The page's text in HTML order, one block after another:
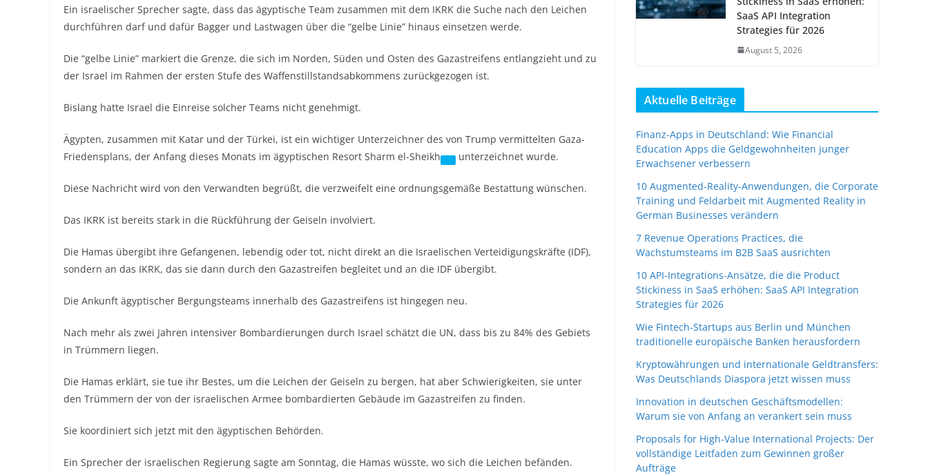
Ein israelischer Sprecher sagte, dass das ägyptische Team zusammen mit dem IKRK die Suche nach den Leichen
durchführen darf und dafür Bagger und Lastwagen über die “gelbe Linie” hinaus einsetzen werde.
Die “gelbe Linie” markiert die Grenze, die sich im Norden, Süden und Osten des Gazastreifens entlangzieht und zu
der Israel im Rahmen der ersten Stufe des Waffenstillstandsabkommens zurückgezogen ist.
Bislang hatte Israel die Einreise solcher Teams nicht genehmigt.
Ägypten, zusammen mit Katar und der Türkei, ist ein wichtiger Unterzeichner des von Trump vermittelten Gaza-
Friedensplans, der Anfang dieses Monats im ägyptischen Resort Sharm el-Sheikh unterzeichnet wurde.
Diese Nachricht wird von den Verwandten begrüßt, die verzweifelt eine ordnungsgemäße Bestattung wünschen.
Das IKRK ist bereits stark in die Rückführung der Geiseln involviert.
Die Hamas übergibt ihre Gefangenen, lebendig oder tot, nicht direkt an die Israelischen Verteidigungskräfte (IDF),
sondern an das IKRK, das sie dann durch den Gazastreifen begleitet und an die IDF übergibt.
Die Ankunft ägyptischer Bergungsteams innerhalb des Gazastreifens ist hingegen neu.
Nach mehr als zwei Jahren intensiver Bombardierungen durch Israel schätzt die UN, dass bis zu 84% des Gebiets
in Trümmern liegen.
Die Hamas erklärt, sie tue ihr Bestes, um die Leichen der Geiseln zu bergen, hat aber Schwierigkeiten, sie unter
den Trümmern der von der israelischen Armee bombardierten Gebäude im Gazastreifen zu finden.
Sie koordiniert sich jetzt mit den ägyptischen Behörden.
Ein Sprecher der israelischen Regierung sagte am Sonntag, die Hamas wüsste, wo sich die Leichen befänden.
SaaS API Integration
Strategies für 2026
August 5, 2026
Aktuelle Beiträge
Finanz-Apps in Deutschland: Wie Financial
Education Apps die Geldgewohnheiten junger
Erwachsener verbessern
10 Augmented-Reality-Anwendungen, die Corporate
Training und Feldarbeit mit Augmented Reality in
German Businesses verändern
7 Revenue Operations Practices, die
Wachstumsteams im B2B SaaS ausrichten
10 API-Integrations-Ansätze, die die Product
Stickiness in SaaS erhöhen: SaaS API Integration
Strategies für 2026
Wie Fintech-Startups aus Berlin und München
traditionelle europäische Banken herausfordern
Kryptowährungen und internationale Geldtransfers:
Was Deutschlands Diaspora jetzt wissen muss
Innovation in deutschen Geschäftsmodellen:
Warum sie von Anfang an verankert sein muss
Proposals for High-Value International Projects: Der
vollständige Leitfaden zum Gewinnen großer
Aufträge